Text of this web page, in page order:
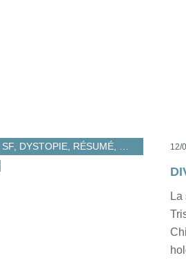
SF, DYSTOPIE, RÉSUMÉ, DIVERGENTE
12/